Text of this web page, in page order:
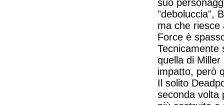
suo
"deboluccia",
ma che riesce
Force è
Tecnicamente
quella di
impatto, però
Il solito
seconda volta